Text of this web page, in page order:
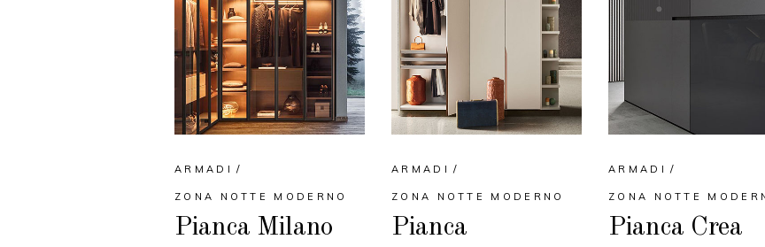
ARMADI
ZONA NOTTE MODERNO
Pianca Milano
ARMADI
ZONA NOTTE MODERNO
Pianca
ARMADI
ZONA NOTTE
Pianca Crea